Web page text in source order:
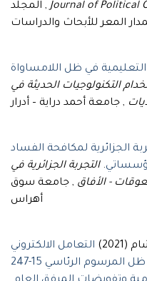
Journal of Political, المجلد
في ظل اللامساواة
التكنولوجيات الحديثة في
, جامعة أحمد دراية – أدرار
الجزائرية لمكافحة الفساد
.التجربة الجزائرية في
- الأفاق , جامعة سوق
أهراس
التعامل الالكتروني
في إطار الصفقات العمومية في ظل المرسوم الرئاسي 15-247